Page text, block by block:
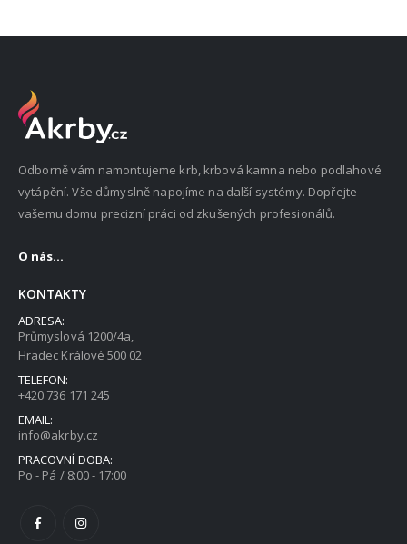
Odborně vám namontujeme krb, krbová kamna nebo podlahové
vytápění. Vše důmyslně napojíme na další systémy. Dopřejte
vašemu domu precizní práci od zkušených profesionálů.
O nás...
KONTAKTY
ADRESA:
Průmyslová 1200/4a,
Hradec Králové 500 02
TELEFON:
+420 736 171 245
EMAIL:
info@akrby.cz
PRACOVNÍ DOBA:
Po - Pá / 8:00 - 17:00